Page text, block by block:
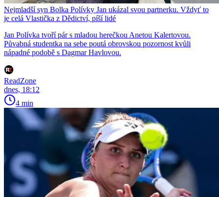
Nejmladší syn Bolka Polívky Jan ukázal svou partnerku. Vždyť to
je celá Vlastička z Dědictví, píší lidé
Jan Polívka tvoří pár s mladou herečkou Anetou Kalertovou.
Půvabná studentka na sebe poutá obrovskou pozornost kvůli
nápadné podobě s Dagmar Havlovou.
ReadZone
dnes, 18:12
4 min